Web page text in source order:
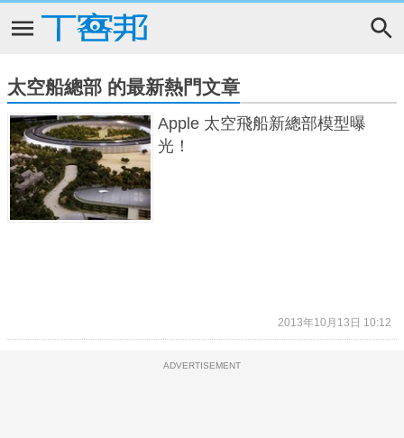
太空船總部 的最新熱門文章
Apple 太空飛船新總部模型曝
光！
2013年10月13日 10:12
ADVERTISEMENT